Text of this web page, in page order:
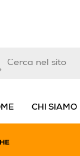
CHI SIAMO